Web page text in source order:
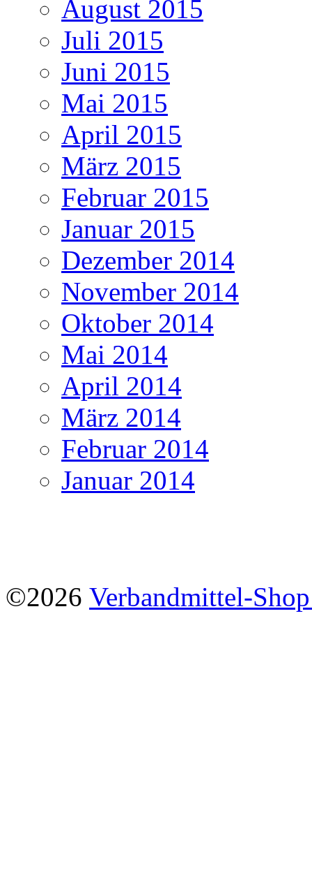
August 2015
Juli 2015
Juni 2015
Mai 2015
April 2015
März 2015
Februar 2015
Januar 2015
Dezember 2014
November 2014
Oktober 2014
Mai 2014
April 2014
März 2014
Februar 2014
Januar 2014
©2026 Verbandmittel-